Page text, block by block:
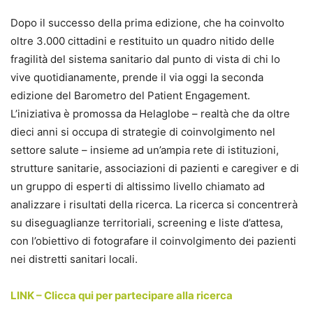
Dopo il successo della prima edizione, che ha coinvolto
oltre 3.000 cittadini e restituito un quadro nitido delle
fragilità del sistema sanitario dal punto di vista di chi lo
vive quotidianamente, prende il via oggi la seconda
edizione del Barometro del Patient Engagement.
L’iniziativa è promossa da Helaglobe – realtà che da oltre
dieci anni si occupa di strategie di coinvolgimento nel
settore salute – insieme ad un’ampia rete di istituzioni,
strutture sanitarie, associazioni di pazienti e caregiver e di
un gruppo di esperti di altissimo livello chiamato ad
analizzare i risultati della ricerca. La ricerca si concentrerà
su diseguaglianze territoriali, screening e liste d’attesa,
con l’obiettivo di fotografare il coinvolgimento dei pazienti
nei distretti sanitari locali.
LINK – Clicca qui per partecipare alla ricerca